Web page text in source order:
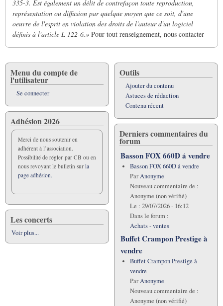
335-3. Est également un délit de contrefaçon toute reproduction,
représentation ou diffusion par quelque moyen que ce soit, d'une
oeuvre de l'esprit en violation des droits de l'auteur d'un logiciel
définis à l'article L 122-6.» Pour tout renseignement, nous contacter
Menu du compte de
l'utilisateur
Se connecter
Adhésion 2026
Merci de nous soutenir en
adhérent à l’association.
Possibilité de régler par CB ou en
nous revoyant le bulletin sur la
page adhésion.
Les concerts
Voir plus...
Outils
Ajouter du contenu
Astuces de rédaction
Contenu récent
Derniers commentaires du
forum
Basson FOX 660D á vendre
Basson FOX 660D á vendre
ParAnonyme
Nouveau commentaire de :
Anonyme (non vérifié)
Le : 29/07/2026 - 16:12
Dans le forum :
Achats - ventes
Buffet Crampon Prestige à
vendre
Buffet Crampon Prestige à
vendre
ParAnonyme
Nouveau commentaire de :
Anonyme (non vérifié)